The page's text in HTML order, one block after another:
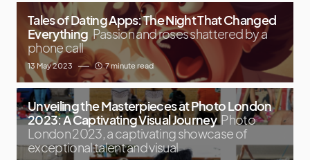
Tales of Dating Apps: The Night That Changed
Everything Passion and roses shattered by a
phone call
13 May 2023 7 minute read
Unveiling the Masterpieces at Photo London
2023: A Captivating Visual Journey Photo
London 2023, a captivating showcase of
exceptional talent and visual